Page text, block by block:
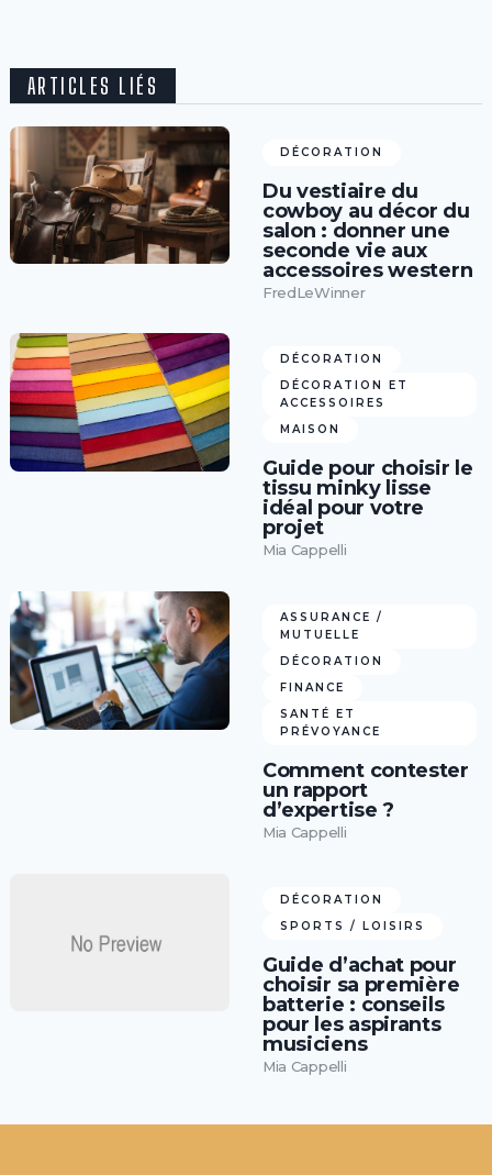
ARTICLES LIÉS
DÉCORATION
Du vestiaire du
cowboy au décor du
salon : donner une
seconde vie aux
accessoires western
FredLeWinner
DÉCORATION
DÉCORATION ET
ACCESSOIRES
MAISON
Guide pour choisir le
tissu minky lisse
idéal pour votre
projet
Mia Cappelli
ASSURANCE /
MUTUELLE
DÉCORATION
FINANCE
SANTÉ ET
PRÉVOYANCE
Comment contester
un rapport
d’expertise ?
Mia Cappelli
DÉCORATION
SPORTS / LOISIRS
Guide d’achat pour
choisir sa première
batterie : conseils
pour les aspirants
musiciens
Mia Cappelli